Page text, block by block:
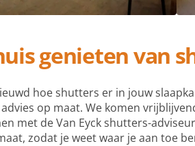
genieten van
hoe shutters er in jouw
op maat. We komen
met de Van Eyck shutters-
zodat je weet waar je aan toe